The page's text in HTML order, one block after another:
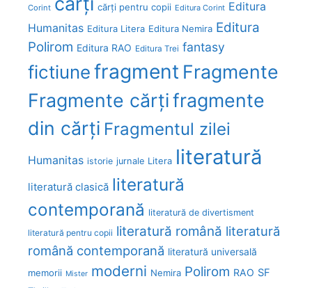
Corint cărți pentru copii Editura Corint Editura
Humanitas Editura Litera Editura Nemira Editura
Polirom Editura RAO Editura Trei fantasy
fictiunefragment Fragmente
Fragmente cărțifragmente
din cărți Fragmentul zilei
Humanitas istorie jurnale Litera literatură
literatură clasică literatură
contemporană literatură de divertisment
literatură pentru copii literatură română literatură
română contemporană literatură universală
memorii Mister moderni Nemira Polirom RAO SF